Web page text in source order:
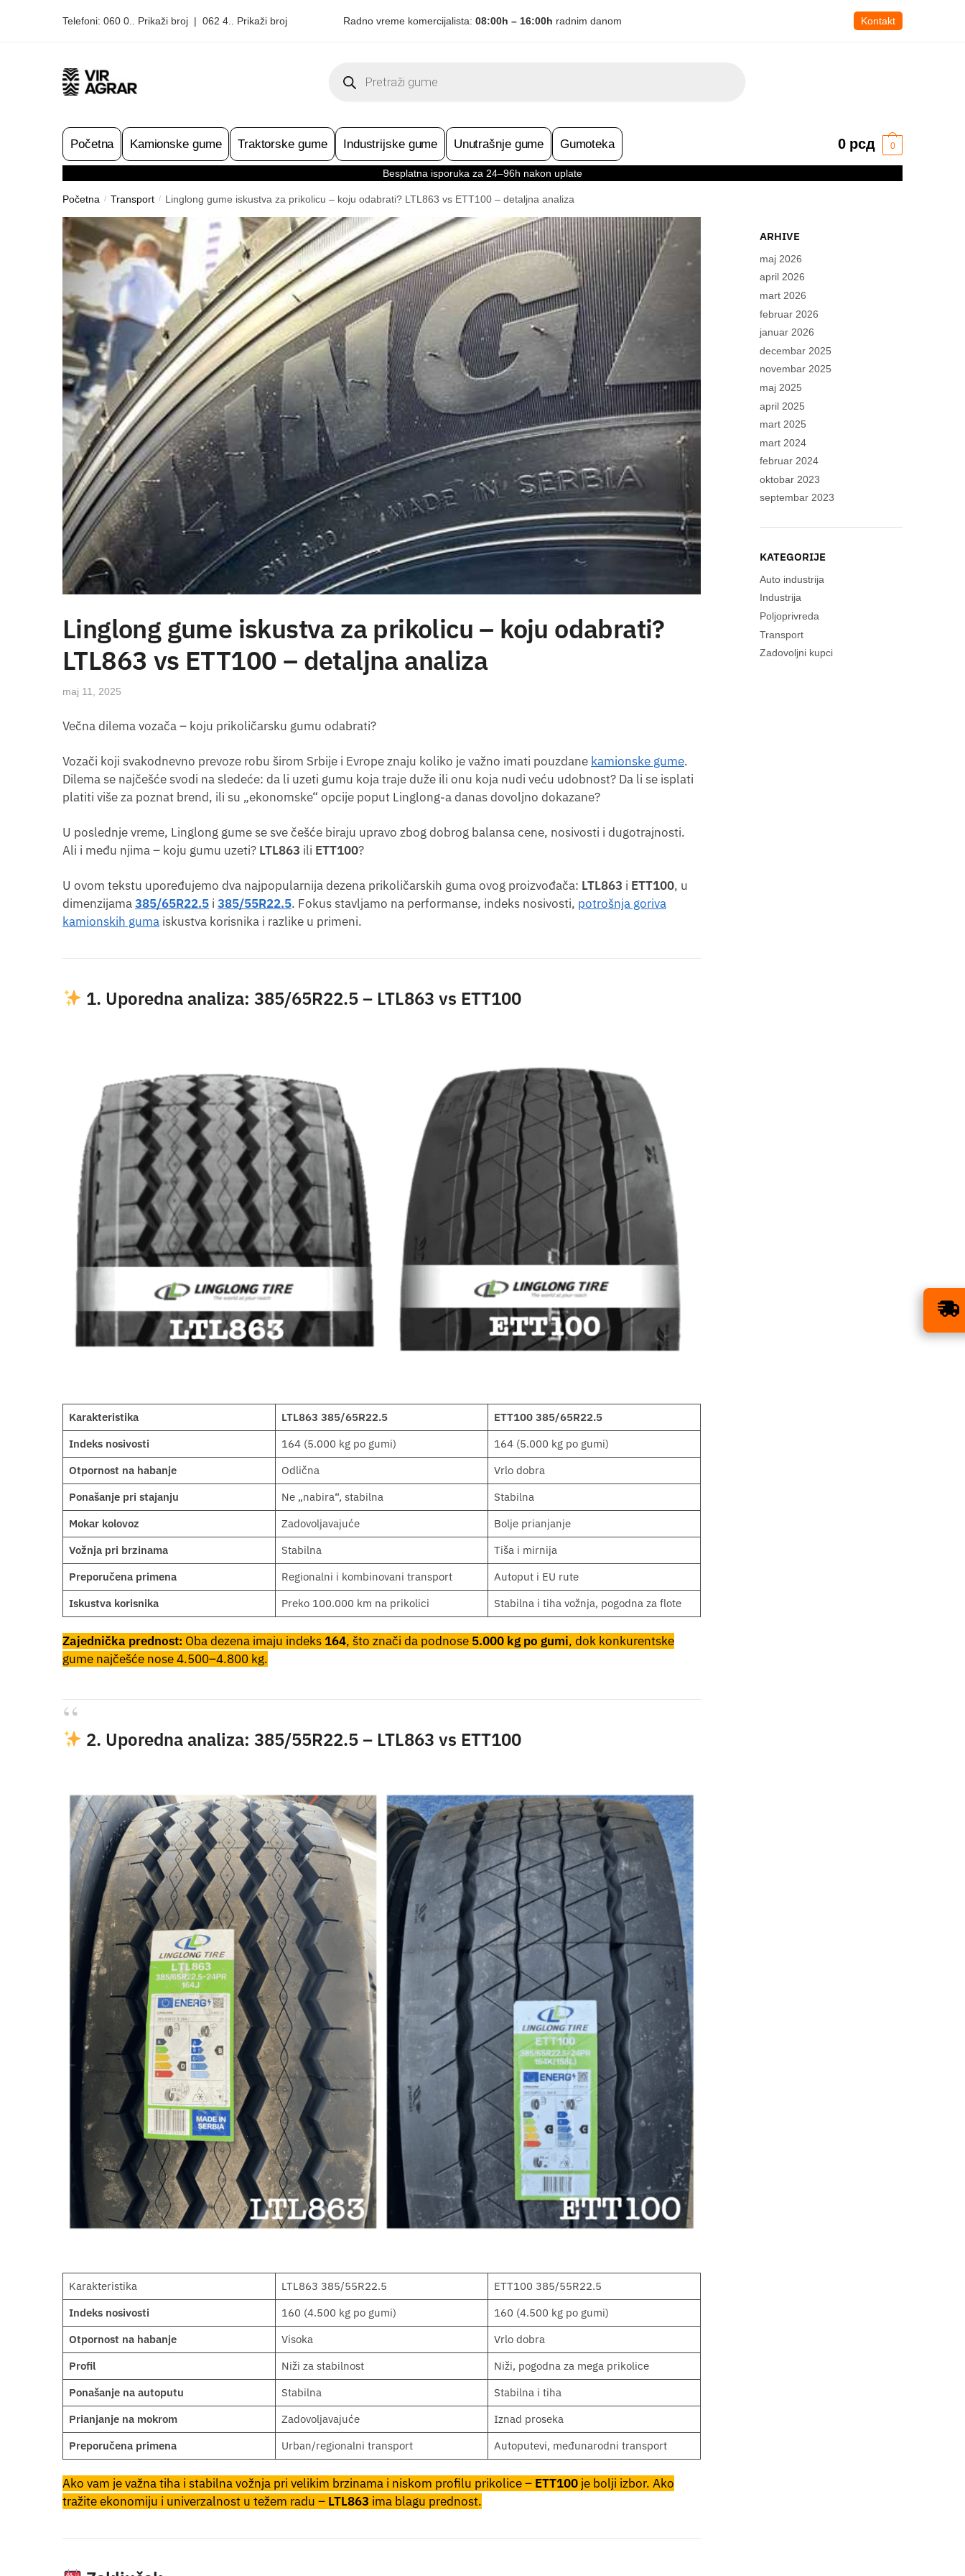
Telefoni: 060 0.. Prikaži broj | 062 4.. Prikaži broj Radno vreme komercijalista: 08:00h – 16:00h radnim danom Kontakt
search
Početna Kamionske gume Traktorske gume Industrijske gume Unutrašnje gume Gumoteka 0 рсд 0
Besplatna isporuka za 24–96h nakon uplate
Početna / Transport / Linglong gume iskustva za prikolicu – koju odabrati? LTL863 vs ETT100 – detaljna analiza
Linglong gume iskustva za prikolicu – koju odabrati?
LTL863 vs ETT100 – detaljna analiza
maj 11, 2025
Večna dilema vozača – koju prikoličarsku gumu odabrati?
Vozači koji svakodnevno prevoze robu širom Srbije i Evrope znaju koliko je važno imati pouzdane kamionske gume.
Dilema se najčešće svodi na sledeće: da li uzeti gumu koja traje duže ili onu koja nudi veću udobnost? Da li se isplati
platiti više za poznat brend, ili su „ekonomske“ opcije poput Linglong-a danas dovoljno dokazane?
U poslednje vreme, Linglong gume se sve češće biraju upravo zbog dobrog balansa cene, nosivosti i dugotrajnosti.
Ali i među njima – koju gumu uzeti? LTL863 ili ETT100?
U ovom tekstu upoređujemo dva najpopularnija dezena prikoličarskih guma ovog proizvođača: LTL863 i ETT100, u
dimenzijama385/65R22.5 i 385/55R22.5. Fokus stavljamo na performanse, indeks nosivosti, potrošnja goriva
kamionskih guma iskustva korisnika i razlike u primeni.
1. Uporedna analiza: 385/65R22.5 – LTL863 vs ETT100
Karakteristika LTL863 385/65R22.5
ETT100 385/65R22.5
Indeks nosivosti
164 (5.000 kg po gumi)
164 (5.000 kg po gumi)
Otpornost na habanje
Odlična
Vrlo dobra
Ponašanje pri stajanju
Ne „nabira“, stabilna
Stabilna
Mokar kolovoz
Zadovoljavajuće
Bolje prianjanje
Vožnja pri brzinama
Stabilna
Tiša i mirnija
Preporučena primena
Regionalni i kombinovani transport
Autoput i EU rute
Iskustva korisnika
Preko 100.000 km na prikolici Stabilna i tiha vožnja, pogodna za flote
Zajednička prednost: Oba dezena imaju indeks 164, što znači da podnose 5.000 kg po gumi, dok konkurentske
gume najčešće nose 4.500–4.800 kg.
2. Uporedna analiza: 385/55R22.5 – LTL863 vs ETT100
Karakteristika LTL863 385/55R22.5
ETT100 385/55R22.5
Indeks nosivosti
160 (4.500 kg po gumi)
160 (4.500 kg po gumi)
Otpornost na habanje
Visoka
Vrlo dobra
Profil
Niži za stabilnost
Niži, pogodna za mega prikolice
Ponašanje na autoputu
Stabilna
Stabilna i tiha
Prianjanje na mokrom
Zadovoljavajuće
Iznad proseka
Preporučena primena
Urban/regionalni transport Autoputevi, međunarodni transport
Ako vam je važna tiha i stabilna vožnja pri velikim brzinama i niskom profilu prikolice – ETT100 je bolji izbor. Ako
tražite ekonomiju i univerzalnost u težem radu – LTL863 ima blagu prednost.
ARHIVE
maj 2026
april 2026
mart 2026
februar 2026
januar 2026
decembar 2025
novembar 2025
maj 2025
april 2025
mart 2025
mart 2024
februar 2024
oktobar 2023
septembar 2023
KATEGORIJE
Auto industrija
Industrija
Poljoprivreda
Transport
Zadovoljni kupci
×